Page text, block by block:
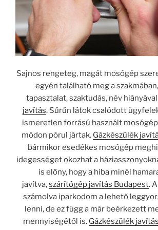
Sajnos rengeteg, magát mosógép
egyén található meg a
tapasztalat, szaktudás, név
javítás. Sűrűn látok csalódott
ismeretlen forrású használt
módon pórul jártak. Gázkészülék
bármikor esedékes mosógép
idegességet okozhat a
is előny, hogy a hiba minél
javítva,szárítógép javítás Budapest.
számolva iparkodom a lehető
lenni, de ez függ a már beérkezett
mennyiségétől is. Gázkészülék javítás